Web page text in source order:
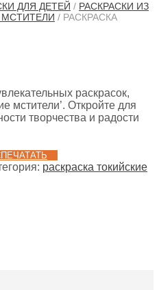
ДЛЯ ДЕТЕЙ / РАСКРАСКИ ИЗ
МСТИТЕЛИ / РАСКРАСКА
раскрасок,
мстители’. Откройте для
творчества и радости
раскраска токийские